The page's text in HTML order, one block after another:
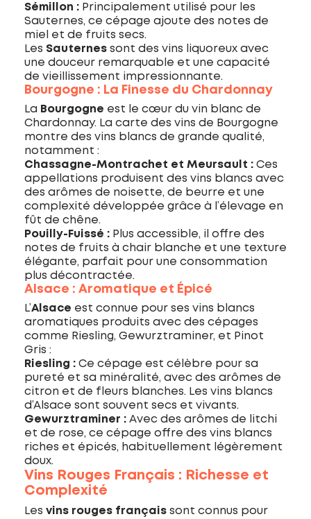
Sémillon : Principalement utilisé pour les
Sauternes, ce cépage ajoute des notes de
miel et de fruits secs.
Les Sauternes sont des vins liquoreux avec
une douceur remarquable et une capacité
de vieillissement impressionnante.
Bourgogne : La Finesse du Chardonnay
La Bourgogne est le cœur du vin blanc de
Chardonnay. La carte des vins de Bourgogne
montre des vins blancs de grande qualité,
notamment :
Chassagne-Montrachet et Meursault : Ces
appellations produisent des vins blancs avec
des arômes de noisette, de beurre et une
complexité développée grâce à l’élevage en
fût de chêne.
Pouilly-Fuissé : Plus accessible, il offre des
notes de fruits à chair blanche et une texture
élégante, parfait pour une consommation
plus décontractée.
Alsace : Aromatique et Épicé
L’Alsace est connue pour ses vins blancs
aromatiques produits avec des cépages
comme Riesling, Gewurztraminer, et Pinot
Gris :
Riesling : Ce cépage est célèbre pour sa
pureté et sa minéralité, avec des arômes de
citron et de fleurs blanches. Les vins blancs
d’Alsace sont souvent secs et vivants.
Gewurztraminer : Avec des arômes de litchi
et de rose, ce cépage offre des vins blancs
riches et épicés, habituellement légèrement
doux.
Vins Rouges Français : Richesse et
Complexité
Les vins rouges français sont connus pour